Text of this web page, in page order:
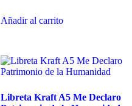
Añadir al carrito
Libreta Kraft A5 Me Declaro